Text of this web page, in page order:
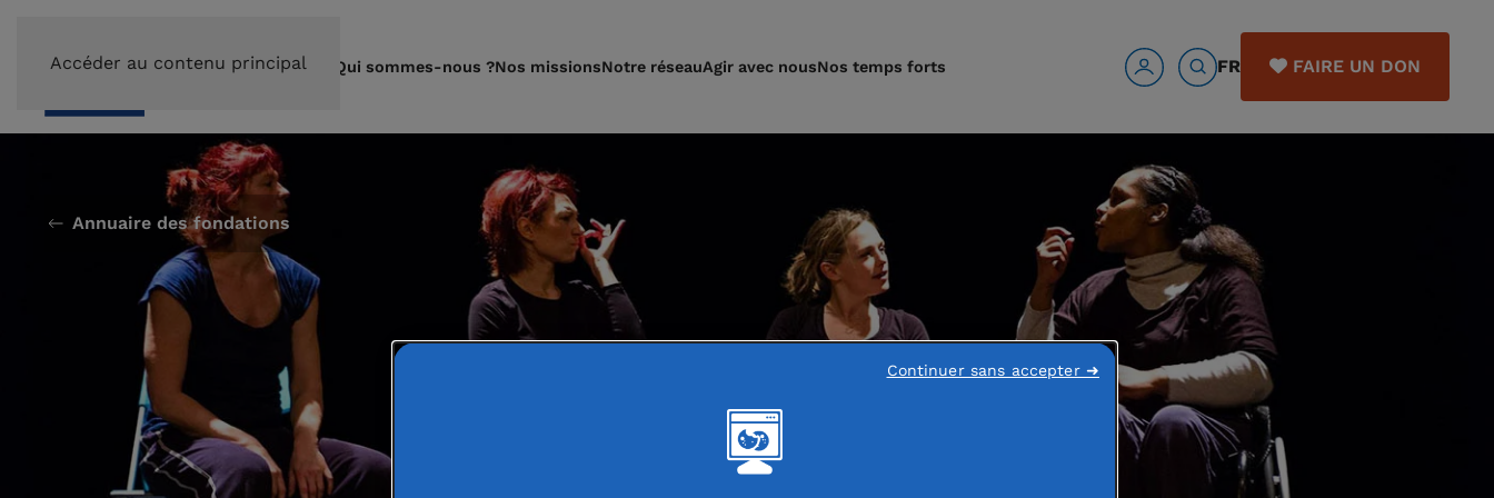
Accéder au contenu principal Qui sommes-nous ?Nos missionsNotre réseauAgir avec nousNos temps forts FR FAIRE UN DON
Annuaire des fondations
Continuer sans accepter ➜